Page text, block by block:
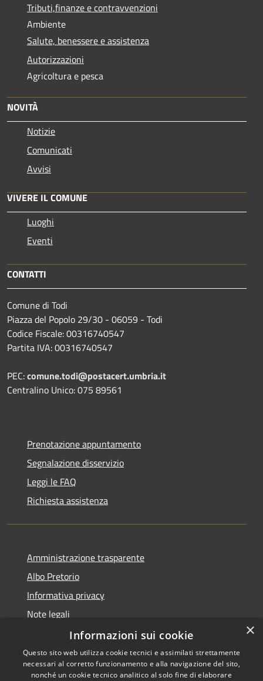
Tributi,finanze e contravvenzioni
Ambiente
Salute, benessere e assistenza
Autorizzazioni
Agricoltura e pesca
NOVITÀ
Notizie
Comunicati
Avvisi
VIVERE IL COMUNE
Luoghi
Eventi
CONTATTI
Comune di Todi
Piazza del Popolo 29/30 - 06059 - Todi
Codice Fiscale: 00316740547
Partita IVA: 00316740547
PEC:comune.todi@postacert.umbria.it
Centralino Unico: 075 89561
Prenotazione appuntamento
Segnalazione disservizio
Leggi le FAQ
Richiesta assistenza
Amministrazione trasparente
Albo Pretorio
Informativa privacy
Note legali
Dichiarazione di accessibilità
×
Informazioni sui cookie
Questo sito web utilizza cookie tecnici e assimilati strettamente
necessari al corretto funzionamento e alla navigazione del sito,
nonché un cookie tecnico analitico al solo fine di elaborare